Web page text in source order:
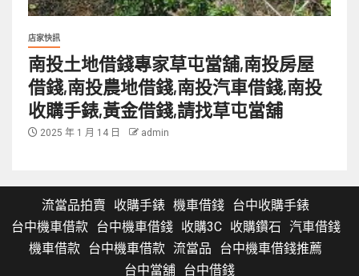
店家快訊
南投土地借錢專家草屯當舖,南投房屋
借錢,南投農地借錢,南投汽車借錢,南投
收購手錶,黃金借錢,請找草屯當舖
2025 年 1 月 14 日 admin
流當品拍賣 收購手錶 機車借錢 台中收購手錶
台中機車借款
台中機車借錢 收購3C 收購鑽石 汽車借錢
機車借款 台中機車借款 流當品
台中機車借錢推薦
台中當舖 台中借錢